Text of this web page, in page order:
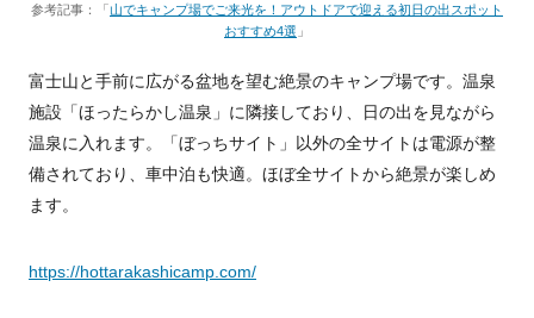
参考記事：「 山でキャンプ場でご来光を！アウトドアで迎える初日の出スポット
おすすめ4選 」
富士山と手前に広がる盆地を望む絶景のキャンプ場です。温泉
施設「ほったらかし温泉」に隣接しており、日の出を見ながら
温泉に入れます。「ぼっちサイト」以外の全サイトは電源が整
備されており、車中泊も快適。ほぼ全サイトから絶景が楽しめ
ます。
https://hottarakashicamp.com/